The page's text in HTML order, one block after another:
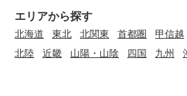
エリアから探す
北海道 東北 北関東 首都圏 甲信越
北陸 近畿 山陽・山陰 四国 九州